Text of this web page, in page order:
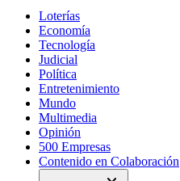
Loterías
Economía
Tecnología
Judicial
Política
Entretenimiento
Mundo
Multimedia
Opinión
500 Empresas
Contenido en Colaboración